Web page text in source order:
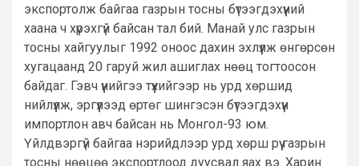
экспортолж байгаа газрын тосны бүтээгдэхүүний
хаана ч хүрэхгүй байсан тал бий. Манай улс газрын
тосны хайгуулыг 1992 оноос дахин эхлүүлж өнгөрсөн
хугацаанд 20 гаруй жил ашиглах нөөц тогтоосон
байдаг. Гэвч үүнийгээ түүхийгээр нь урд хөршид
нийлүүлж, эргүүлээд өртөг шингэсэн бүтээгдэхүүн
импортлон авч байсан нь Монгол-93 юм.
Үйлдвэргүй байгаа нэрийдлээр урд хөрш рүү газрын
тосны нөөцөө экспортлоод дуусвал яах вэ. Харин